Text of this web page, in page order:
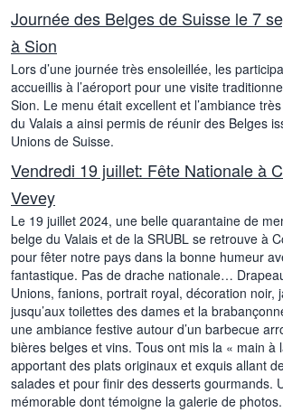
Journée des Belges de Suisse le 7
à Sion
Lors d’une journée très ensoleillée, les
accueillis à l’aéroport pour une visite
Sion. Le menu était excellent et l’ambiance très
du Valais a ainsi permis de réunir des Belges
Unions de Suisse.
Vendredi 19 juillet: Fête Nationale à
Vevey
Le 19 juillet 2024, une belle quarantaine de
belge du Valais et de la SRUBL se retrouve à
pour fêter notre pays dans la bonne humeur
fantastique. Pas de drache nationale…
Unions, fanions, portrait royal, décoration noir,
jusqu’aux toilettes des dames et la
une ambiance festive autour d’un barbecue
bières belges et vins. Tous ont mis la « main à
apportant des plats originaux et exquis allant
salades et pour finir des desserts gourmands.
mémorable dont témoigne la galerie de photos.